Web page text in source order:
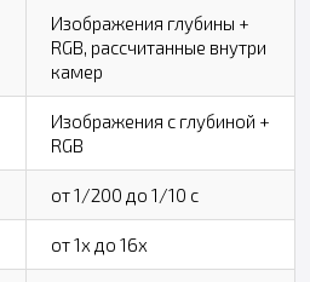
Изображения глубины +
RGB, рассчитанные внутри
камер
Изображения с глубиной +
RGB
от 1/200 до 1/10 с
от 1x до 16x